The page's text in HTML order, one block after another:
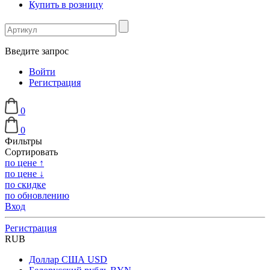
Купить в розницу
Введите запрос
Войти
Регистрация
0
0
Фильтры
Сортировать
по цене ↑
по цене ↓
по скидке
по обновлению
Вход
Регистрация
RUB
Доллар США USD